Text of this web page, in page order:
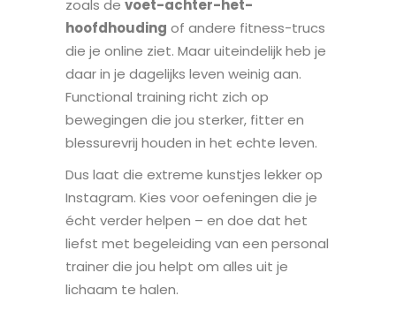
zoals de voet-achter-het-
hoofdhouding of andere fitness-trucs
die je online ziet. Maar uiteindelijk heb je
daar in je dagelijks leven weinig aan.
Functional training richt zich op
bewegingen die jou sterker, fitter en
blessurevrij houden in het echte leven.
Dus laat die extreme kunstjes lekker op
Instagram. Kies voor oefeningen die je
écht verder helpen – en doe dat het
liefst met begeleiding van een personal
trainer die jou helpt om alles uit je
lichaam te halen.